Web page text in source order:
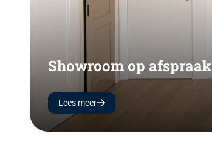
Showroom op afspraak
Lees meer